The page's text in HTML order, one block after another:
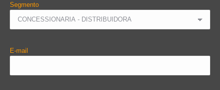
Segmento
E-mail